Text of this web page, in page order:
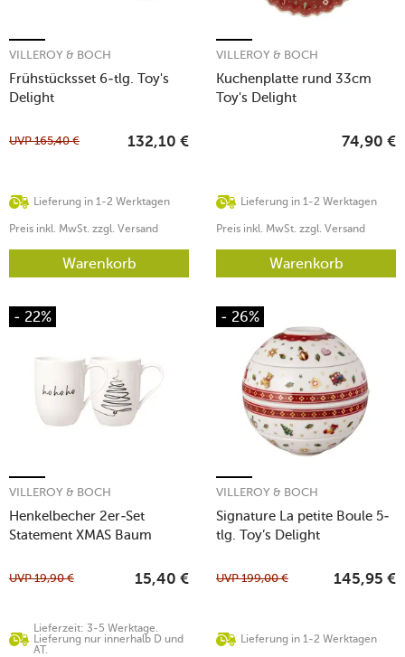
Frühstücksset 6-tlg. Toy's
Delight
VILLEROY & BOCH
Lieferung in 1-2 Werktagen
UVP165,40 € 132,10 €
Preis inkl. MwSt. zzgl. Versand
Warenkorb
Kuchenplatte rund 33cm
Toy's Delight
VILLEROY & BOCH
Lieferung in 1-2 Werktagen
74,90 €
Preis inkl. MwSt. zzgl. Versand
Warenkorb
- 22%
Henkelbecher 2er-Set
Statement XMAS Baum
VILLEROY & BOCH
Lieferzeit: 3-5 Werktage.
Lieferung nur innerhalb D und
AT.
UVP19,90 € 15,40 €
- 26%
Signature La petite Boule 5-
tlg. Toy’s Delight
VILLEROY & BOCH
Lieferung in 1-2 Werktagen
UVP199,00 € 145,95 €